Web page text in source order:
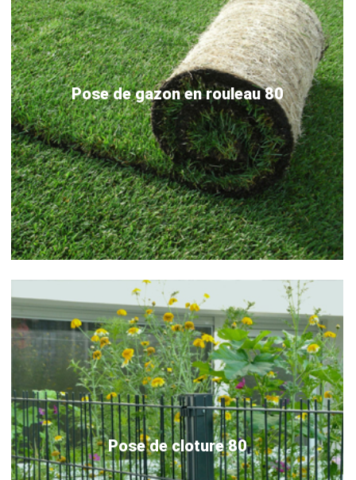
Pose de gazon en rouleau 80
Pose de cloture 80